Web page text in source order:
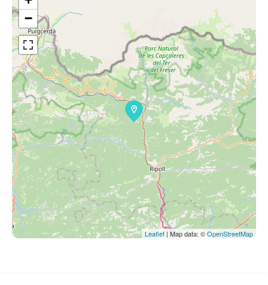
−
Leaflet | Map data: ©OpenStreetMap